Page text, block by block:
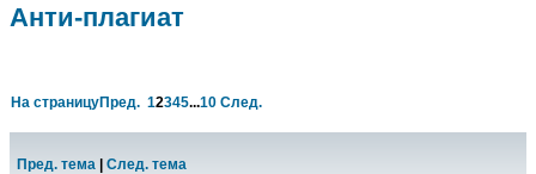
Анти-плагиат
На страницуПред. 12345...10 След.
Пред. тема
След. тема